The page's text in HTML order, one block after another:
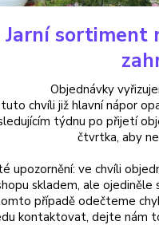
Balkónové rostliny Surfinie
modrá s
Jarní sortiment
Objednávky
chvíli již hlavní nápor
týdnu po přijetí
čtvrtka, aby
upozornění: ve chvíli
skladem, ale
případě odečteme
kontaktovat, dejte nám